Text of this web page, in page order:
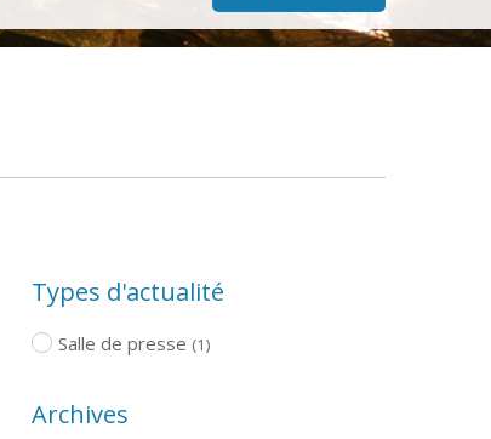
Types d'actualité
Salle de presse (1)
Archives